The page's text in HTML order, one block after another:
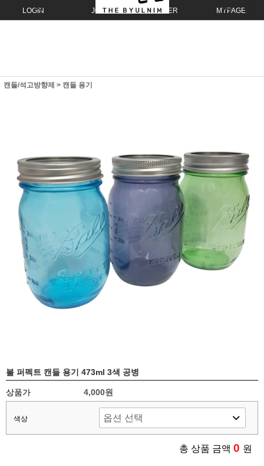
LOGIN JOIN ORDER MYPAGE
캔들/석고방향제 > 캔들 용기
볼 퍼펙트 캔들 용기 473ml 3색 공병
상품가 4,000원
색상
총 상품 금액 0 원